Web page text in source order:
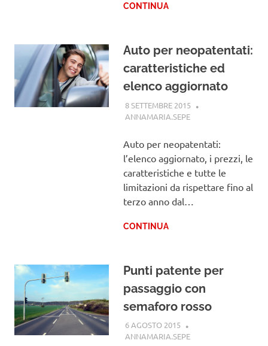
CONTINUA
Auto per neopatentati:
caratteristiche ed
elenco aggiornato
8 SETTEMBRE 2015
ANNAMARIA.SEPEPATENTE
Auto per neopatentati:
l’elenco aggiornato, i prezzi, le
caratteristiche e tutte le
limitazioni da rispettare fino al
terzo anno dal…
CONTINUA
Punti patente per
passaggio con
semaforo rosso
6 AGOSTO 2015
ANNAMARIA.SEPEPATENTE